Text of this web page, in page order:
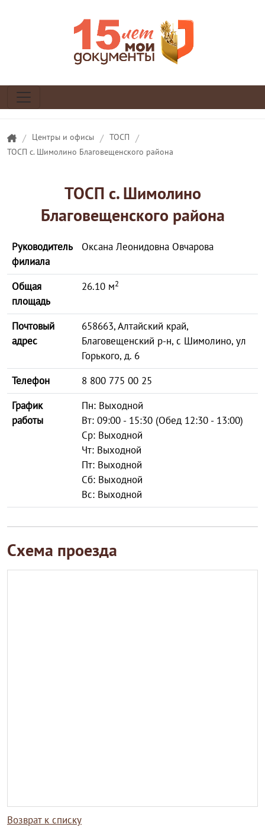
/ Центры и офисы / ТОСП /
ТОСП с. Шимолино Благовещенского района
ТОСП с. Шимолино
Благовещенского района
Руководитель
филиала
Оксана Леонидовна Овчарова
Общая
площадь
26.10 м2
Почтовый
адрес
658663, Алтайский край,
Благовещенский р-н, с Шимолино, ул
Горького, д. 6
Телефон
8 800 775 00 25
График
работы
Пн: Выходной
Вт: 09:00 - 15:30 (Обед 12:30 - 13:00)
Ср: Выходной
Чт: Выходной
Пт: Выходной
Сб: Выходной
Вс: Выходной
Схема проезда
Возврат к списку